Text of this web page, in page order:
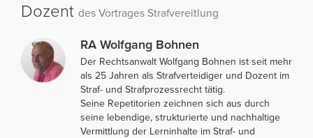
Dozent des Vortrages Strafvereitlung
RA Wolfgang Bohnen
Der Rechtsanwalt Wolfgang Bohnen ist seit mehr
als 25 Jahren als Strafverteidiger und Dozent im
Straf- und Strafprozessrecht tätig.
Seine Repetitorien zeichnen sich aus durch
seine lebendige, strukturierte und nachhaltige
Vermittlung der Lerninhalte im Straf- und